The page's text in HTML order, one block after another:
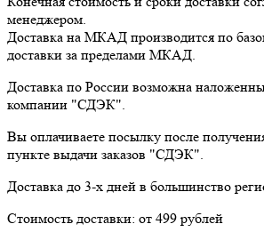
менеджером.
Доставка на МКАД производится по
доставки за пределами МКАД.
Доставка по России возможна
компании "СДЭК".
Вы оплачиваете посылку после
пункте выдачи заказов "СДЭК".
Доставка до 3-х дней в большинство
Стоимость доставки: от 499 рублей